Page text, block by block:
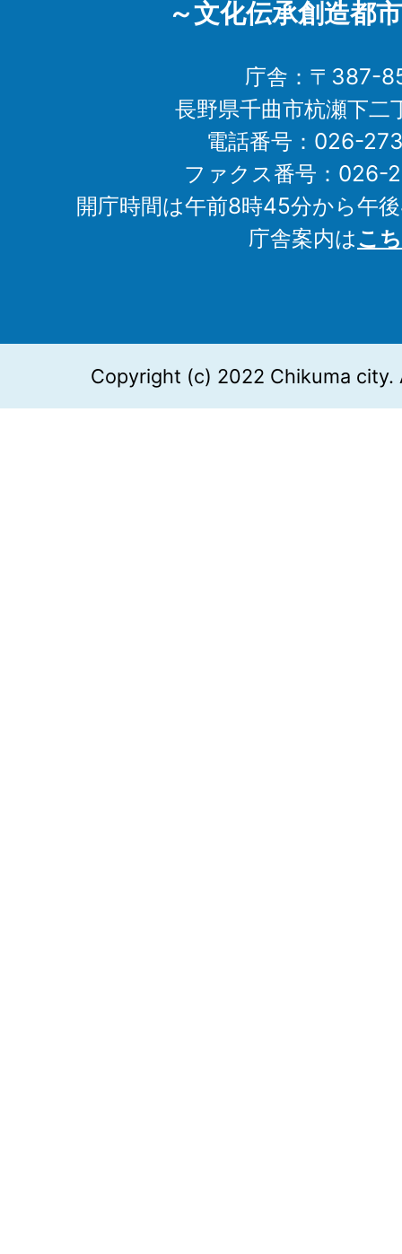
～文化伝承創造都
庁舎：〒387-
長野県千曲市杭瀬下二
電話番号：026-
ファクス番号：026-
開庁時間は午前8時45分から午
庁舎案内はこ
Copyright (c) 2022 Chikuma city.